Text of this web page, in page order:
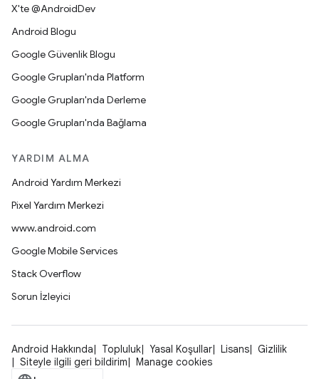
X'te @AndroidDev
Android Blogu
Google Güvenlik Blogu
Google Grupları'nda Platform
Google Grupları'nda Derleme
Google Grupları'nda Bağlama
YARDIM ALMA
Android Yardım Merkezi
Pixel Yardım Merkezi
www.android.com
Google Mobile Services
Stack Overflow
Sorun İzleyici
Android Hakkında Topluluk Yasal Koşullar Lisans
Gizlilik
Siteyle ilgili geri bildirim
Manage cookies